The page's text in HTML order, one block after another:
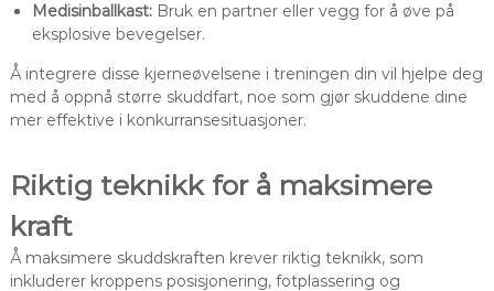
Medisinballkast:Bruk en partner eller vegg for å øve på
eksplosive bevegelser.
Å integrere disse kjerneøvelsene i treningen din vil hjelpe deg
med å oppnå større skuddfart, noe som gjør skuddene dine
mer effektive i konkurransesituasjoner.
Riktig teknikk for å maksimere
kraft
Å maksimere skuddskraften krever riktig teknikk, som
inkluderer kroppens posisjonering, fotplassering og